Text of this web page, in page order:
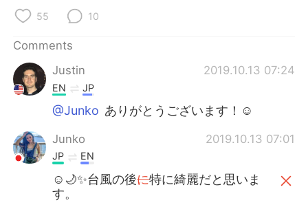
55 10
Comments
Justin
2019.10.13 07:24
EN JP
@Junko ありがとうございます！☺️
Junko 2019.10.13 07:01
JP EN
☺️🌙✨台風の後に特に綺麗だと思いま
す。